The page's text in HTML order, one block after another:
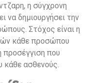
η σύγχρονη
να δημιουργήσει την
Στόχος είναι η
κάθε προσώπου
προσέγγιση που
κάθε ασθενούς.